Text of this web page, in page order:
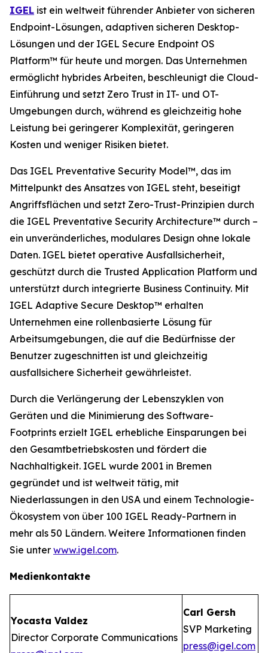
IGEL ist ein weltweit führender Anbieter von sicheren
Endpoint-Lösungen, adaptiven sicheren Desktop-
Lösungen und der IGEL Secure Endpoint OS
Platform™ für heute und morgen. Das Unternehmen
ermöglicht hybrides Arbeiten, beschleunigt die Cloud-
Einführung und setzt Zero Trust in IT- und OT-
Umgebungen durch, während es gleichzeitig hohe
Leistung bei geringerer Komplexität, geringeren
Kosten und weniger Risiken bietet.
Das IGEL Preventative Security Model™, das im
Mittelpunkt des Ansatzes von IGEL steht, beseitigt
Angriffsflächen und setzt Zero-Trust-Prinzipien durch
die IGEL Preventative Security Architecture™ durch –
ein unveränderliches, modulares Design ohne lokale
Daten. IGEL bietet operative Ausfallsicherheit,
geschützt durch die Trusted Application Platform und
unterstützt durch integrierte Business Continuity. Mit
IGEL Adaptive Secure Desktop™ erhalten
Unternehmen eine rollenbasierte Lösung für
Arbeitsumgebungen, die auf die Bedürfnisse der
Benutzer zugeschnitten ist und gleichzeitig
ausfallsichere Sicherheit gewährleistet.
Durch die Verlängerung der Lebenszyklen von
Geräten und die Minimierung des Software-
Footprints erzielt IGEL erhebliche Einsparungen bei
den Gesamtbetriebskosten und fördert die
Nachhaltigkeit. IGEL wurde 2001 in Bremen
gegründet und ist weltweit tätig, mit
Niederlassungen in den USA und einem Technologie-
Ökosystem von über 100 IGEL Ready-Partnern in
mehr als 50 Ländern. Weitere Informationen finden
Sie unter www.igel.com.
Medienkontakte
Yocasta Valdez
Director Corporate Communications
Carl Gersh
SVP Marketing
press@igel.com